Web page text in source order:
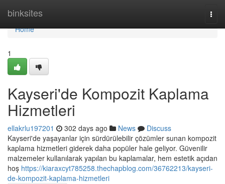
binksites
Home
Home
1
Kayseri'de Kompozit Kaplama
Hizmetleri
ellakrlu197201 302 days ago News
Discuss
Kayseri'de yaşayanlar için sürdürülebilir çözümler sunan kompozit
kaplama hizmetleri giderek daha popüler hale geliyor. Güvenilir
malzemeler kullanılarak yapılan bu kaplamalar, hem estetik açıdan
hoş https://kiaraxcyt785258.thechapblog.com/36762213/kayseri-
de-kompozit-kaplama-hizmetleri